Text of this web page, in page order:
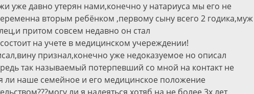
уже давно утерян нами,конечно у натариуса мы его не
вторым ребёнком ,первому сыну всего 2 годика,муж
притом совсем недавно он стал
на учете в медицинском учереждении!
признал,конечно уже недоказуемое но описал
так называемый потерпевший со мной на контакт не
ли наше семейное и его медицинское положение